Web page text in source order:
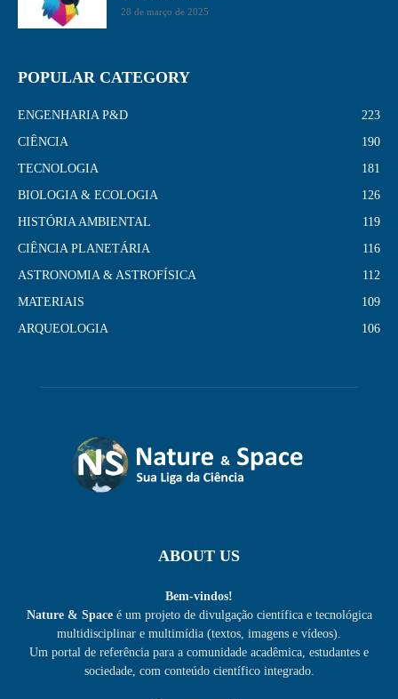
28 de março de 2025
POPULAR CATEGORY
ENGENHARIA P&D
223
CIÊNCIA
190
TECNOLOGIA
181
BIOLOGIA & ECOLOGIA
126
HISTÓRIA AMBIENTAL
119
CIÊNCIA PLANETÁRIA
116
ASTRONOMIA & ASTROFÍSICA
112
MATERIAIS
109
ARQUEOLOGIA
106
ABOUT US
Bem-vindos!
Nature & Spaceé um projeto de divulgação científica e tecnológica
multidisciplinar e multimídia (textos, imagens e vídeos).
Um portal de referência para a comunidade acadêmica, estudantes e
sociedade, com conteúdo científico integrado.